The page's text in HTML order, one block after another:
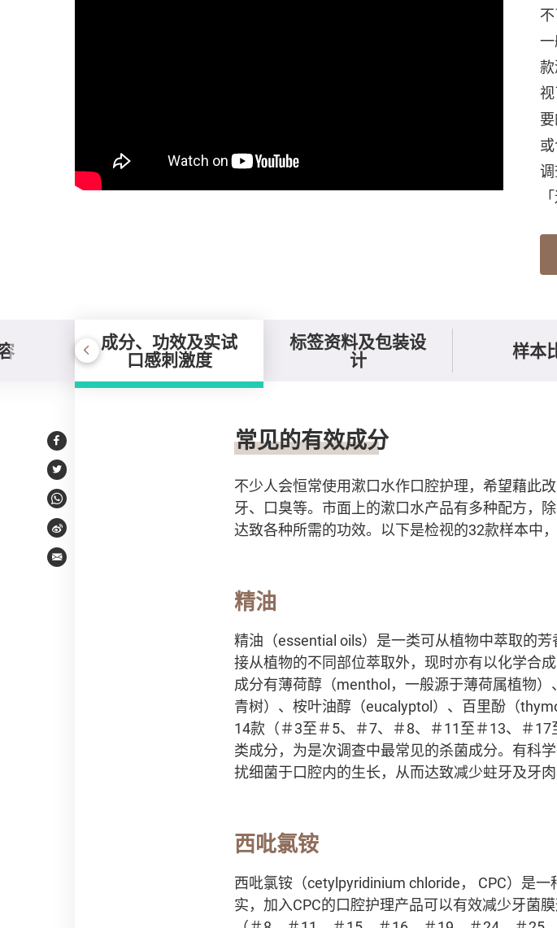
成分、功效及实试
口感刺激度
标签资料及包装设
计 样本
Facebook
Twitter
WhatsApp
Weibo
Email
成分、功效及实试口感刺激度
常见的有效成分
不少人会恒常使用漱口水作口腔护理，希望藉此
牙、口臭等。市面上的漱口水产品有多种配方，
达致各种所需的功效。以下是检视的32款样本中
精油
精油（essential oils）是一类可从植物中萃取的
接从植物的不同部位萃取外，现时亦有以化学合
成分有薄荷醇（menthol，一般源于薄荷属植物
青树）、桉叶油醇（eucalyptol）、百里酚（
14款（＃3至＃5、＃7、＃8、＃11至＃13、＃
类成分，为是次调查中最常见的杀菌成分。有科
扰细菌于口腔内的生长，从而达致减少蛀牙及牙肉
西吡氯铵
西吡氯铵（cetylpyridinium chloride， CPC）是
实，加入CPC的口腔护理产品可以有效减少牙菌